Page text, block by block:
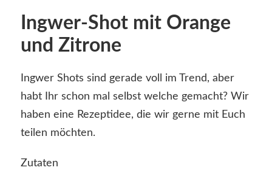
Ingwer-Shot mit Orange
und Zitrone
Ingwer Shots sind gerade voll im Trend, aber
habt Ihr schon mal selbst welche gemacht? Wir
haben eine Rezeptidee, die wir gerne mit Euch
teilen möchten.
Zutaten